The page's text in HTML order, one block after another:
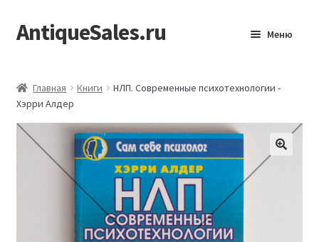
Перейти
к
Перейти
к
AntiqueSales.ru Меню
Главная Книги
НЛП. Современные психотехнологии -
Хэрри Алдер